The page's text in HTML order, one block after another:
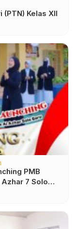
Kelas XII
PMB
7 Solo